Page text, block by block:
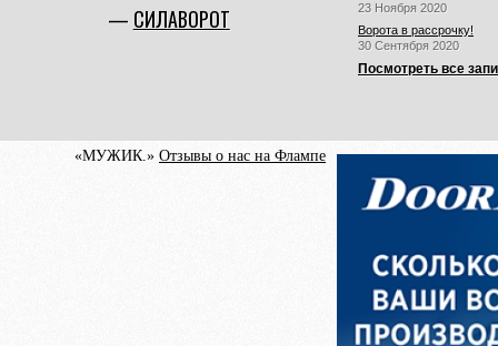
СИЛАВОРОТ
23 Ноября 2020
Ворота в рассрочку!
30 Сентября 2020
Посмотреть все
«МУЖИК.» Отзывы о нас на Флампе